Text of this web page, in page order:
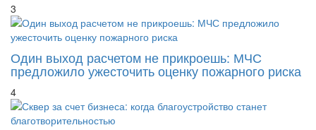
3
Один выход расчетом не прикроешь: МЧС
предложило ужесточить оценку пожарного риска
4